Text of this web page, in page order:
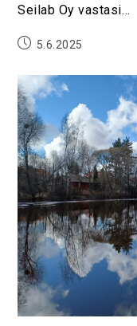
Seilab Oy vastasi…
5.6.2025